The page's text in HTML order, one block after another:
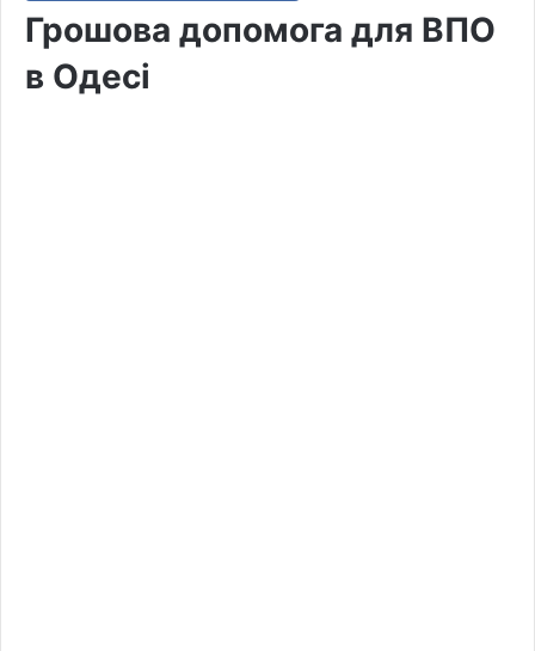
Грошова допомога для ВПО
в Одесі